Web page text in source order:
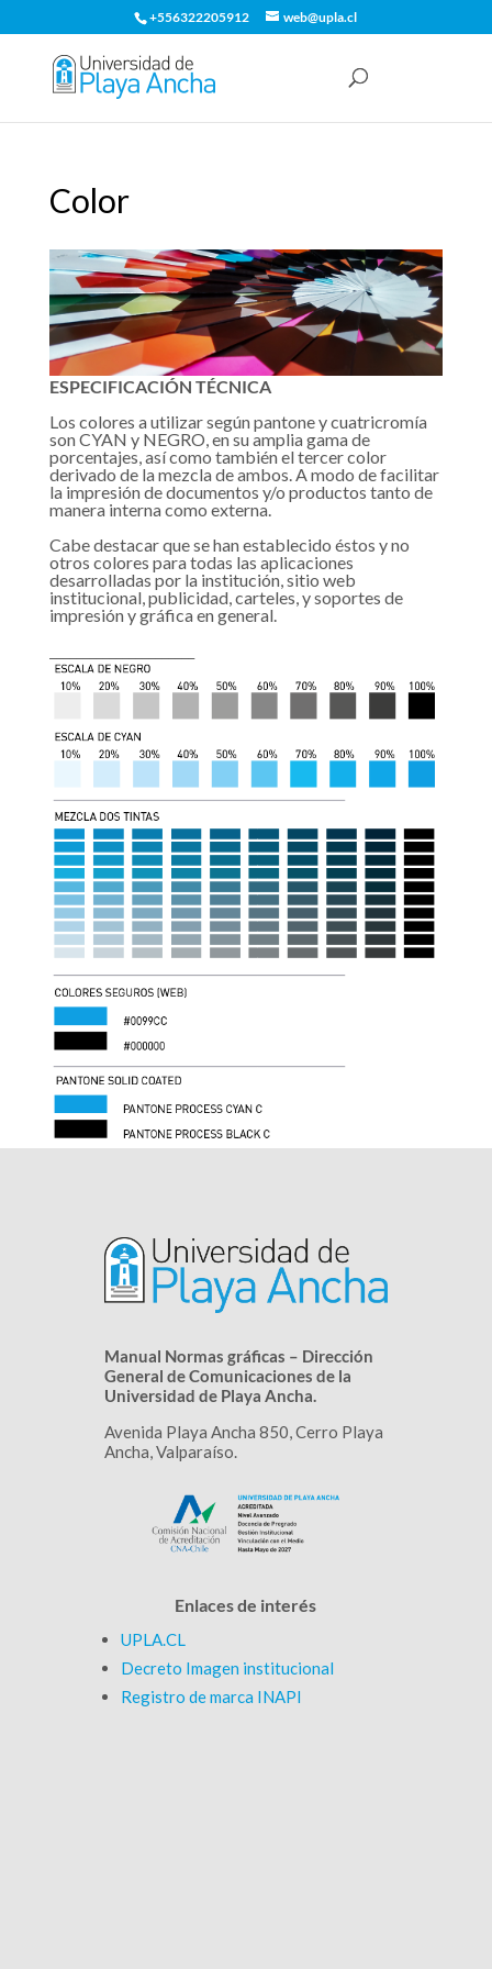
+556322205912 web@upla.cl
Color
ESPECIFICACIÓN TÉCNICA
Los colores a utilizar según pantone y cuatricromía
son CYAN y NEGRO, en su amplia gama de
porcentajes, así como también el tercer color
derivado de la mezcla de ambos. A modo de facilitar
la impresión de documentos y/o productos tanto de
manera interna como externa.
Cabe destacar que se han establecido éstos y no
otros colores para todas las aplicaciones
desarrolladas por la institución, sitio web
institucional, publicidad, carteles, y soportes de
impresión y gráfica en general.
Manual Normas gráficas – Dirección
General de Comunicaciones de la
Universidad de Playa Ancha.
Avenida Playa Ancha 850, Cerro Playa
Ancha, Valparaíso.
Enlaces de interés
UPLA.CL
Decreto Imagen institucional
Registro de marca INAPI